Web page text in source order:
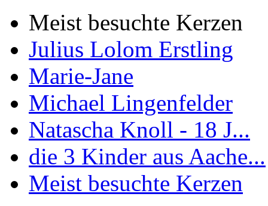
Meist besuchte Kerzen
Julius Lolom Erstling
Marie-Jane
Michael Lingenfelder
Natascha Knoll - 18 J...
die 3 Kinder aus Aache...
Meist besuchte Kerzen